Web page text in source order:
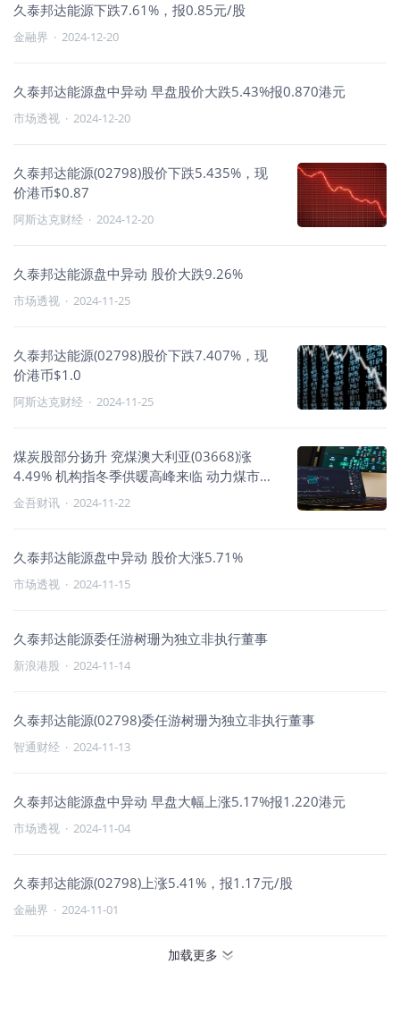
久泰邦达能源下跌7.61%，报0.85元/股
金融界 · 2024-12-20
久泰邦达能源盘中异动 早盘股价大跌5.43%报0.870港元
市场透视 · 2024-12-20
久泰邦达能源(02798)股价下跌5.435%，现
价港币$0.87
阿斯达克财经 · 2024-12-20
久泰邦达能源盘中异动 股价大跌9.26%
市场透视 · 2024-11-25
久泰邦达能源(02798)股价下跌7.407%，现
价港币$1.0
阿斯达克财经 · 2024-11-25
煤炭股部分扬升 兖煤澳大利亚(03668)涨
4.49% 机构指冬季供暖高峰来临 动力煤市场
需求获提振
金吾财讯 · 2024-11-22
久泰邦达能源盘中异动 股价大涨5.71%
市场透视 · 2024-11-15
久泰邦达能源委任游树珊为独立非执行董事
新浪港股 · 2024-11-14
久泰邦达能源(02798)委任游树珊为独立非执行董事
智通财经 · 2024-11-13
久泰邦达能源盘中异动 早盘大幅上涨5.17%报1.220港元
市场透视 · 2024-11-04
久泰邦达能源(02798)上涨5.41%，报1.17元/股
金融界 · 2024-11-01
加载更多